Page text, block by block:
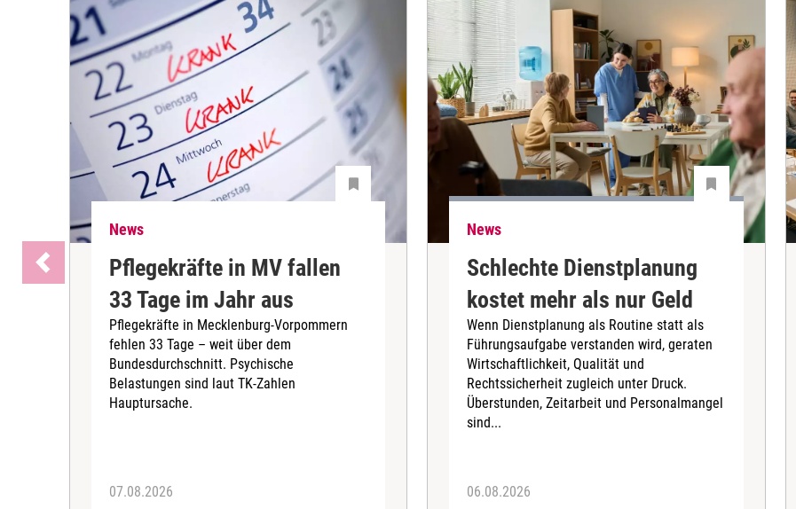
News
Pflegekräfte in MV fallen
33 Tage im Jahr aus
Pflegekräfte in Mecklenburg-Vorpommern
fehlen 33 Tage – weit über dem
Bundesdurchschnitt. Psychische
Belastungen sind laut TK-Zahlen
Hauptursache.
07.08.2026
News
Schlechte Dienstplanung
kostet mehr als nur Geld
Wenn Dienstplanung als Routine statt als
Führungsaufgabe verstanden wird, geraten
Wirtschaftlichkeit, Qualität und
Rechtssicherheit zugleich unter Druck.
Überstunden, Zeitarbeit und Personalmangel
sind...
06.08.2026